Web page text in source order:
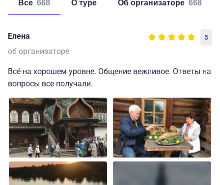
Все 668 о туре об организаторе 668
Елена 5
об организаторе
Всё на хорошем уровне. Общение вежливое. Ответы на
вопросы все получали.